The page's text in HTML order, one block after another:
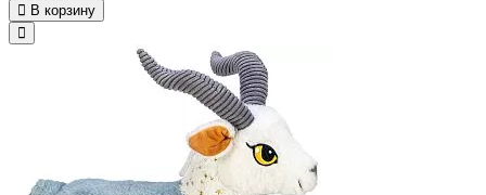
В корзину